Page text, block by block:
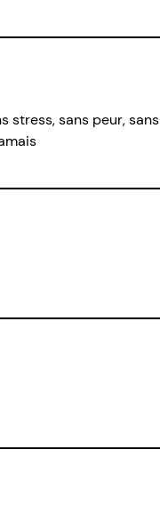
stress, sans peur, sans